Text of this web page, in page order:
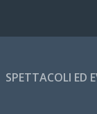
SPETTACOLI ED